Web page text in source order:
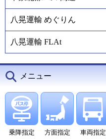
八晃運輸 めぐりん
八晃運輸 FLAt
メニュー
乗降指定 方面指定 車両指定